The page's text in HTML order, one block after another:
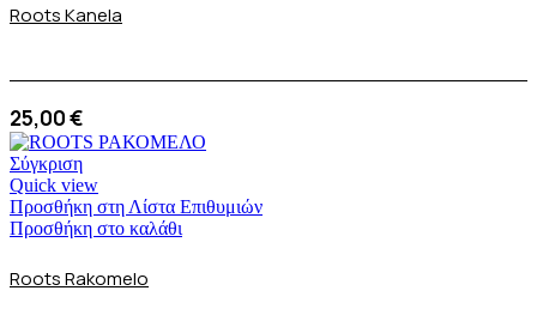
Roots Kanela
25,00€
Σύγκριση
Quick view
Προσθήκη στη Λίστα Επιθυμιών
Προσθήκη στο καλάθι
Roots Rakomelo